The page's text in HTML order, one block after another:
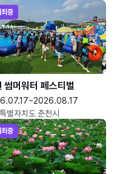
중
썸머워터 페스티벌
별자치도 춘천시
중